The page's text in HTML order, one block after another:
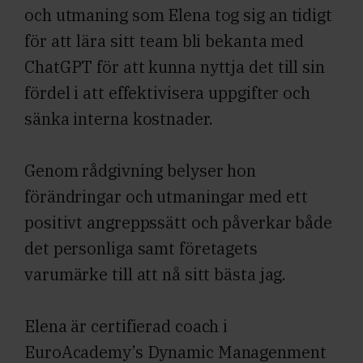
och utmaning som Elena tog sig an tidigt
för att lära sitt team bli bekanta med
ChatGPT för att kunna nyttja det till sin
fördel i att effektivisera uppgifter och
sänka interna kostnader.
Genom rådgivning belyser hon
förändringar och utmaningar med ett
positivt angreppssätt och påverkar både
det personliga samt företagets
varumärke till att nå sitt bästa jag.
Elena är certifierad coach i
EuroAcademy’s Dynamic Managenment